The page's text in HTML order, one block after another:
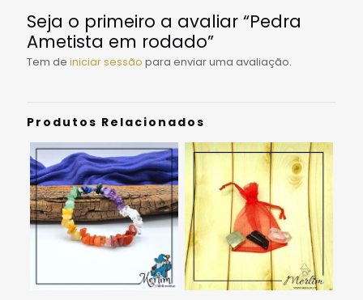
Seja o primeiro a avaliar “Pedra
Ametista em rodado”
Tem de iniciar sessão para enviar uma avaliação.
Produtos Relacionados